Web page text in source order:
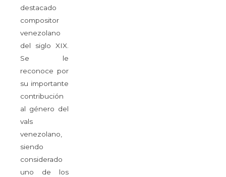
destacado
compositor
venezolano
del siglo XIX.
Se le
reconoce por
su importante
contribución
al género del
vals
venezolano,
siendo
considerado
uno de los